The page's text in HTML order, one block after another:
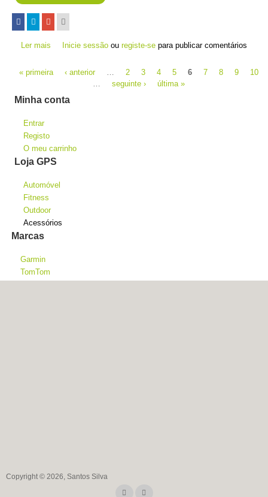
Ler mais acerca de Suporte de tripé com alimentação para Virb 360
Inicie sessão ouregiste-se para publicar comentários
Páginas
« primeira ‹ anterior … 2 3 4 5 6 7 8 9
10
…
seguinte › última »
Minha conta
Entrar
Registo
O meu carrinho
Loja GPS
Automóvel
Fitness
Outdoor
Acessórios
Marcas
Garmin
TomTom
Copyright © 2026, Santos Silva